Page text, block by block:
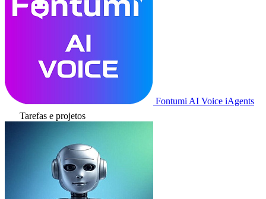
Fontumi AI Voice iAgents
Tarefas e projetos